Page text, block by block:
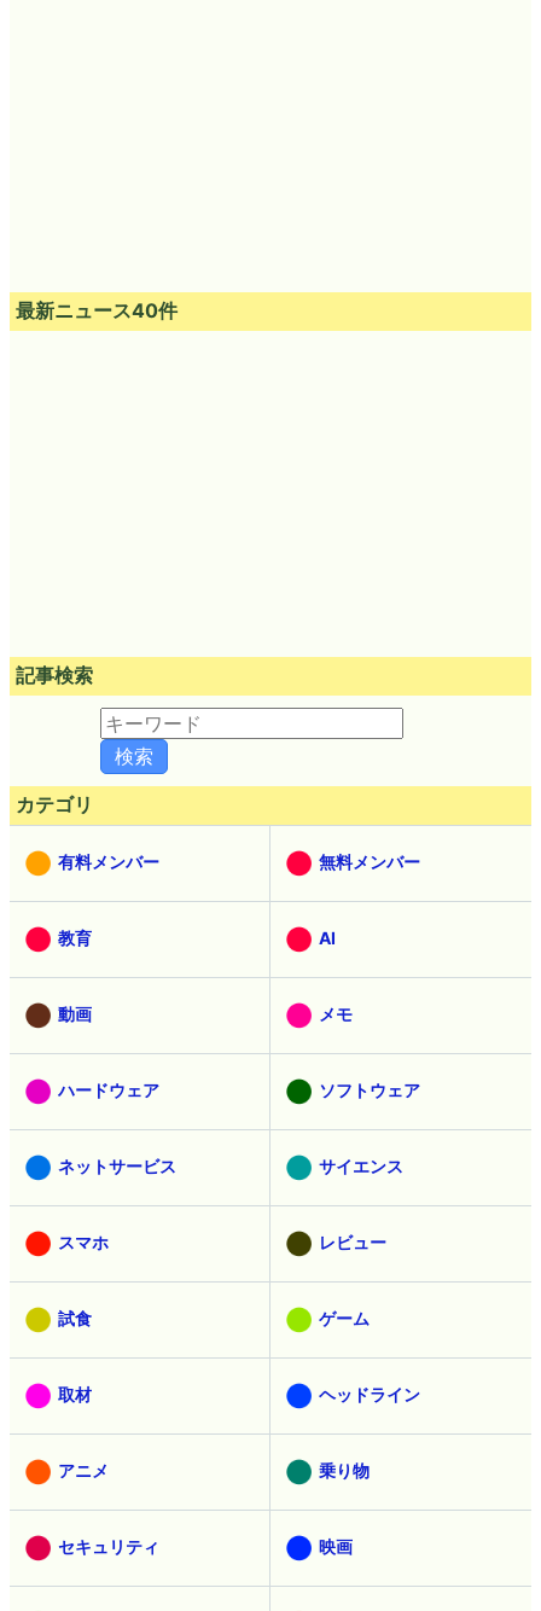
最新ニュース40件
記事検索
カテゴリ
有料メンバー 無料メンバー
教育 AI
動画 メモ
ハードウェア ソフトウェア
ネットサービス サイエンス
スマホ レビュー
試食 ゲーム
取材 ヘッドライン
アニメ 乗り物
セキュリティ 映画